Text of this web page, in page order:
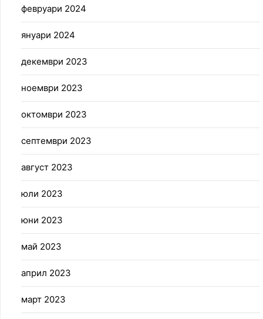
февруари 2024
януари 2024
декември 2023
ноември 2023
октомври 2023
септември 2023
август 2023
юли 2023
юни 2023
май 2023
април 2023
март 2023